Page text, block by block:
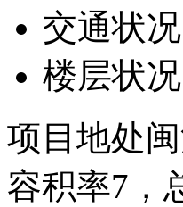
交通状况
楼层状况
项目地处
容积率7，